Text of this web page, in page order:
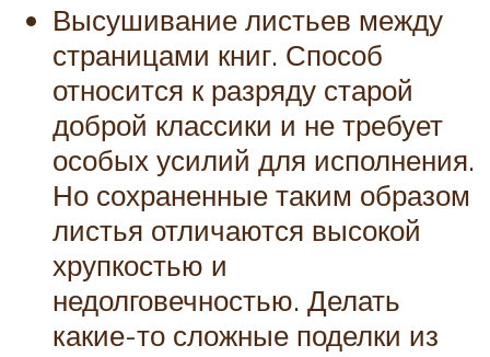
Высушивание листьев между
страницами книг. Способ
относится к разряду старой
доброй классики и не требует
особых усилий для исполнения.
Но сохраненные таким образом
листья отличаются высокой
хрупкостью и
недолговечностью. Делать
какие-то сложные поделки из